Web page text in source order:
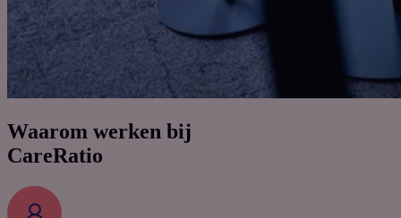
Waarom werken bij
CareRatio